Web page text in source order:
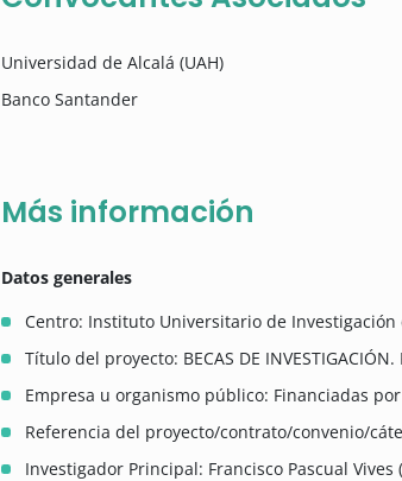
Universidad de Alcalá (UAH)
Banco Santander
Más información
Datos generales
Centro: Instituto Universitario de Investigación
Título del proyecto: BECAS DE INVESTIGACIÓN.
Empresa u organismo público: Financiadas
Referencia del proyecto/contrato/convenio/
Investigador Principal: Francisco Pascual Vives